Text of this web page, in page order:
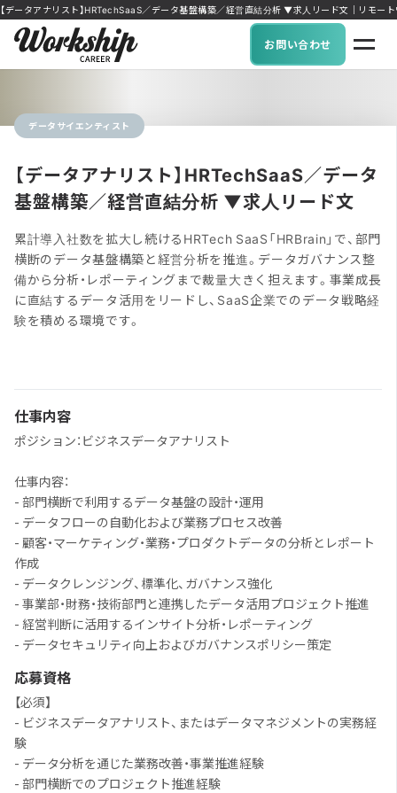
【データアナリスト】HRTechSaaS／データ基盤構築／経営直結分析 ▼求人リード文｜リモー
お問い合わせ
データサイエンティスト
【データアナリスト】HRTechSaaS／データ
基盤構築／経営直結分析 ▼求人リード文
累計導入社数を拡大し続けるHRTech SaaS「HRBrain」で、部門
横断のデータ基盤構築と経営分析を推進。データガバナンス整
備から分析・レポーティングまで裁量大きく担えます。事業成長
に直結するデータ活用をリードし、SaaS企業でのデータ戦略経
験を積める環境です。
仕事内容
ポジション：ビジネスデータアナリスト
仕事内容：
- 部門横断で利用するデータ基盤の設計・運用
- データフローの自動化および業務プロセス改善
- 顧客・マーケティング・業務・プロダクトデータの分析とレポート
作成
- データクレンジング、標準化、ガバナンス強化
- 事業部・財務・技術部門と連携したデータ活用プロジェクト推進
- 経営判断に活用するインサイト分析・レポーティング
- データセキュリティ向上およびガバナンスポリシー策定
応募資格
【必須】
- ビジネスデータアナリスト、またはデータマネジメントの実務経
験
- データ分析を通じた業務改善・事業推進経験
- 部門横断でのプロジェクト推進経験